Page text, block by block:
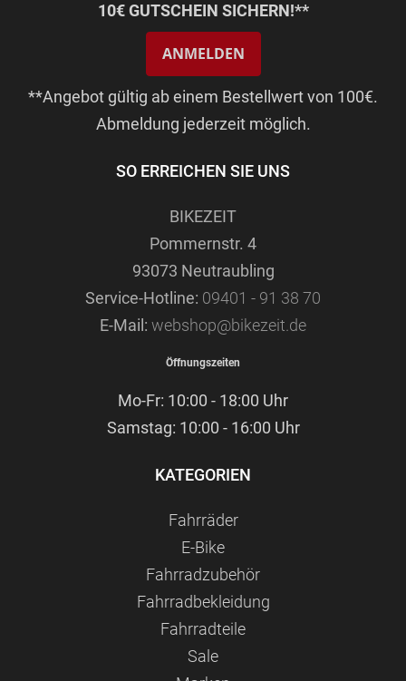
10€ GUTSCHEIN SICHERN!**
ANMELDEN
**Angebot gültig ab einem Bestellwert von 100€.
Abmeldung jederzeit möglich.
SO ERREICHEN SIE UNS
BIKEZEIT
Pommernstr. 4
93073 Neutraubling
Service-Hotline: 09401 - 91 38 70
E-Mail: webshop@bikezeit.de
Öffnungszeiten
Mo-Fr: 10:00 - 18:00 Uhr
Samstag: 10:00 - 16:00 Uhr
KATEGORIEN
Fahrräder
E-Bike
Fahrradzubehör
Fahrradbekleidung
Fahrradteile
Sale